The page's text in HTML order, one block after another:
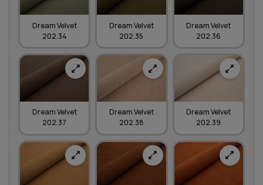
Dream Velvet
202.34
Dream Velvet
202.35
Dream Velvet
202.36
Dream Velvet
202.37
Dream Velvet
202.38
Dream Velvet
202.39